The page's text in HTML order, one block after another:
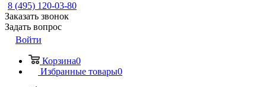
8 (495) 120-03-80
Заказать звонок
Задать вопрос
Войти
Корзина0
Избранные товары0